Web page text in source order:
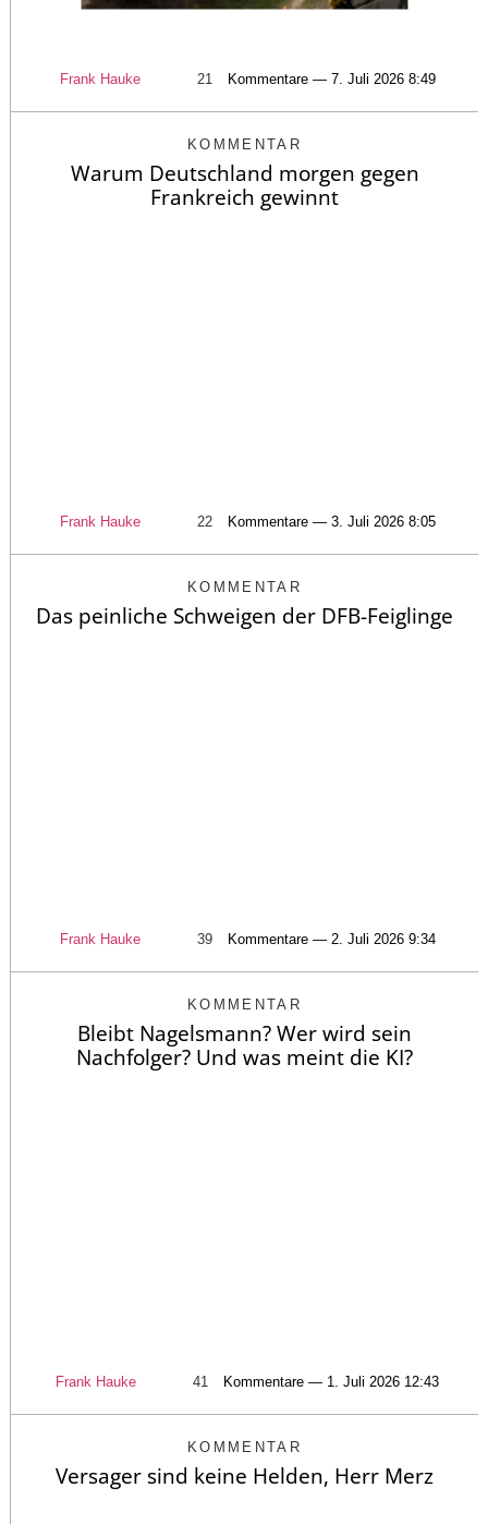
Frank Hauke 21 Kommentare — 7. Juli 2026 8:49
KOMMENTAR
Warum Deutschland morgen gegen
Frankreich gewinnt
Frank Hauke 22 Kommentare — 3. Juli 2026 8:05
KOMMENTAR
Das peinliche Schweigen der DFB-Feiglinge
Frank Hauke 39 Kommentare — 2. Juli 2026 9:34
KOMMENTAR
Bleibt Nagelsmann? Wer wird sein
Nachfolger? Und was meint die KI?
Frank Hauke 41 Kommentare — 1. Juli 2026 12:43
KOMMENTAR
Versager sind keine Helden, Herr Merz